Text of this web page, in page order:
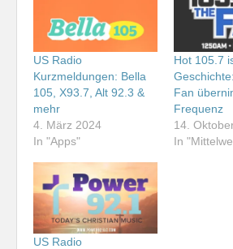
US Radio
Kurzmeldungen: Bella
105, X93.7, Alt 92.3 &
mehr
4. März 2024
In "Apps"
Hot 105.7
Fan
Frequenz
14.
In
US Radio